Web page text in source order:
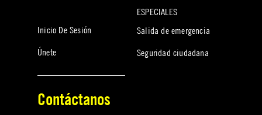
Inicio De Sesión
Únete
ESPECIALES
Salida de emergencia
Seguridad ciudadana
Contáctanos